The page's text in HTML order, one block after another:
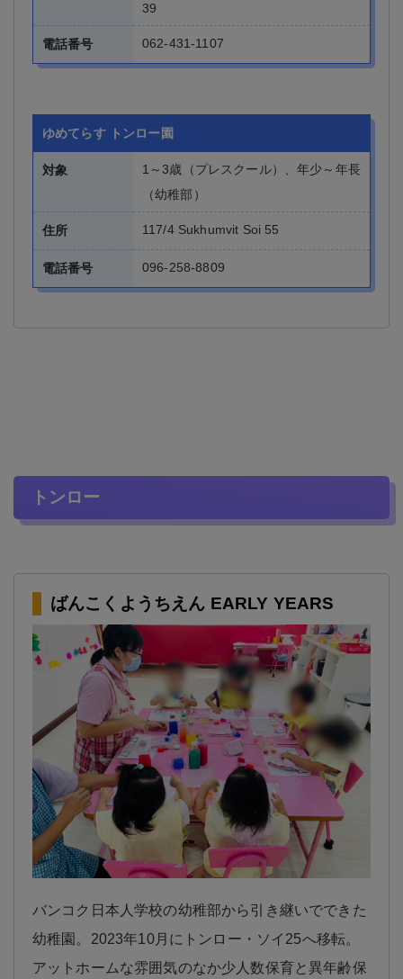
39
電話番号 062-431-1107
ゆめてらす トンロー園
対象
1～3歳（プレスクール）、年少～年長
（幼稚部）
住所 117/4 Sukhumvit Soi 55
電話番号 096-258-8809
トンロー
ばんこくようちえん EARLY YEARS
バンコク日本人学校の幼稚部から引き継いでできた
幼稚園。2023年10月にトンロー・ソイ25へ移転。
アットホームな雰囲気のなか少人数保育と異年齢保